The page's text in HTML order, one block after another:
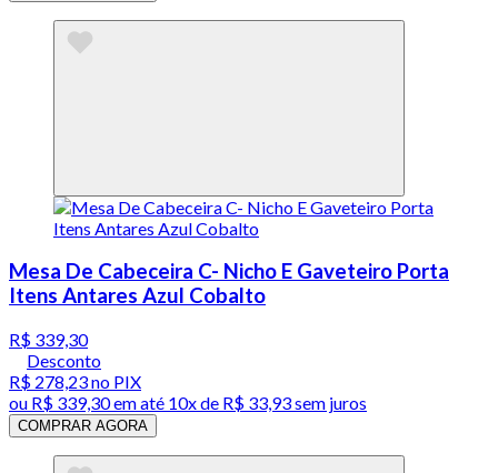
Mesa De Cabeceira C- Nicho E Gaveteiro Porta
Itens Antares Azul Cobalto
R$ 339,30
Desconto
R$ 278,23no PIX
ou R$ 339,30em até 10x de R$ 33,93 sem juros
COMPRAR AGORA